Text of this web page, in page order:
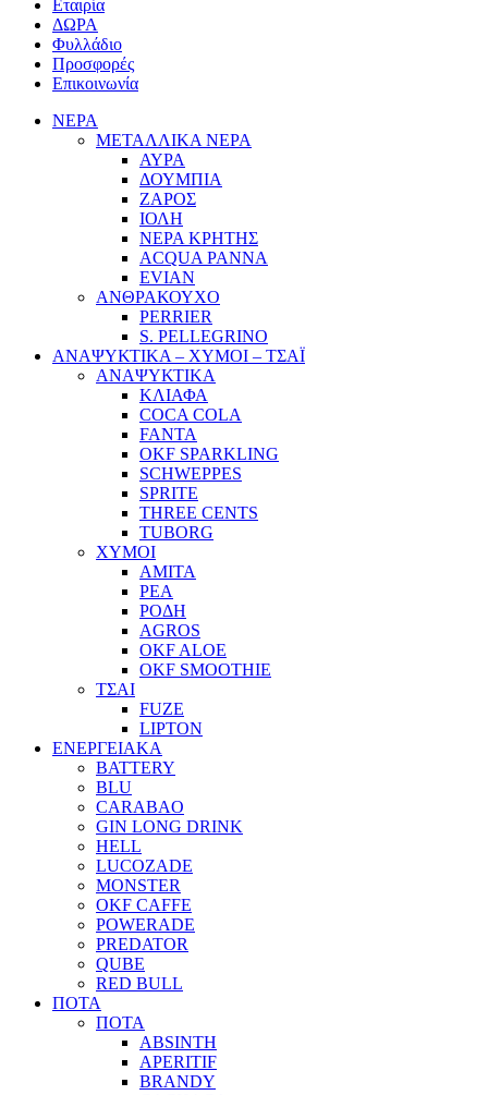
Εταιρία
ΔΩΡΑ
Φυλλάδιο
Προσφορές
Επικοινωνία
ΝΕΡΑ
ΜΕΤΑΛΛΙΚΑ ΝΕΡΑ
ΑΥΡΑ
ΔΟΥΜΠΙΑ
ΖΑΡΟΣ
ΙΟΛΗ
ΝΕΡΑ ΚΡΗΤΗΣ
ACQUA PANNA
EVIAN
ΑΝΘΡΑΚΟΥΧΟ
PERRIER
S. PELLEGRINO
ΑΝΑΨΥΚΤΙΚΑ – ΧΥΜΟΙ – ΤΣΑΪ
ΑΝΑΨΥΚΤΙΚΑ
ΚΛΙΑΦΑ
COCA COLA
FANTA
OKF SPARKLING
SCHWEPPES
SPRITE
THREE CENTS
TUBORG
ΧΥΜΟΙ
ΑΜΙΤΑ
ΡΕΑ
ΡΟΔΗ
AGROS
OKF ALOE
OKF SMOOTHIE
ΤΣΑΙ
FUZE
LIPTON
ΕΝΕΡΓΕΙΑΚΑ
BATTERY
BLU
CARABAO
GIN LONG DRINK
HELL
LUCOZADE
MONSTER
OKF CAFFE
POWERADE
PREDATOR
QUBE
RED BULL
ΠΟΤΑ
ΠΟΤΑ
ABSINTH
APERITIF
BRANDY